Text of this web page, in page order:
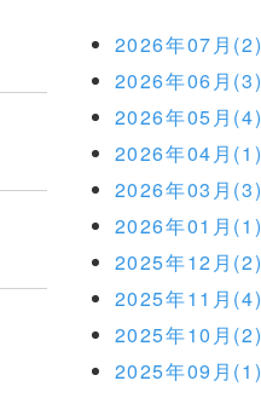
2026年07月(2)
2026年06月(3)
2026年05月(4)
2026年04月(1)
2026年03月(3)
2026年01月(1)
2025年12月(2)
2025年11月(4)
2025年10月(2)
2025年09月(1)